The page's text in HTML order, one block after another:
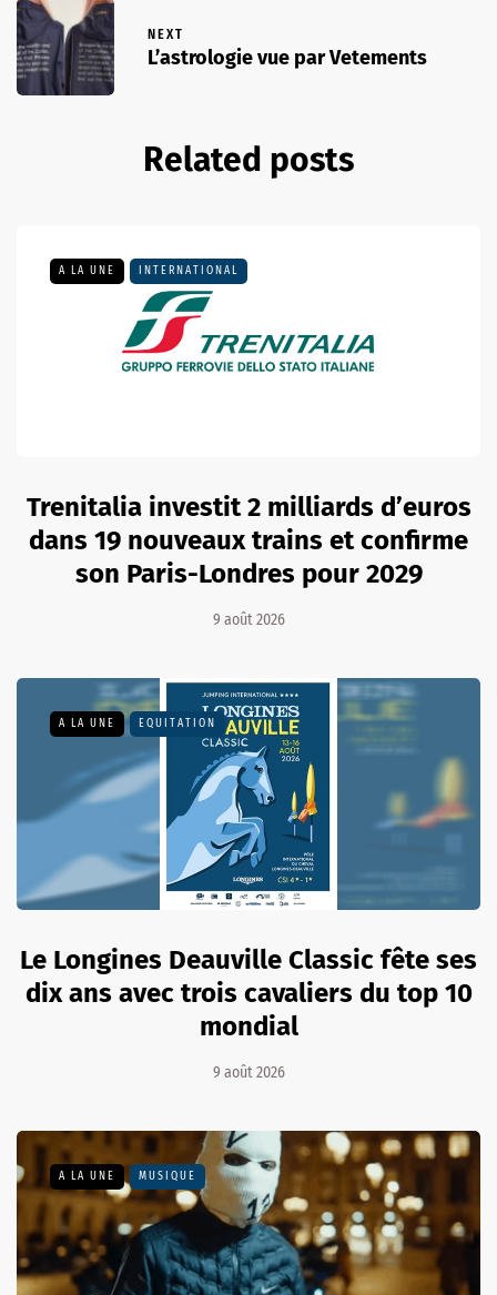
NEXT
L’astrologie vue par Vetements
Related posts
A LA UNE INTERNATIONAL
Trenitalia investit 2 milliards d’euros
dans 19 nouveaux trains et confirme
son Paris-Londres pour 2029
9 août 2026
A LA UNE EQUITATION
Le Longines Deauville Classic fête ses
dix ans avec trois cavaliers du top 10
mondial
9 août 2026
A LA UNE MUSIQUE